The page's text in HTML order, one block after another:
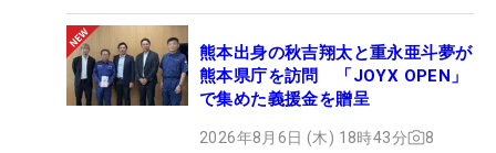
熊本出身の秋吉翔太と重永亜斗夢が
熊本県庁を訪問 「JOYX OPEN」
で集めた義援金を贈呈
2026年8月6日 (木) 18時43分 8